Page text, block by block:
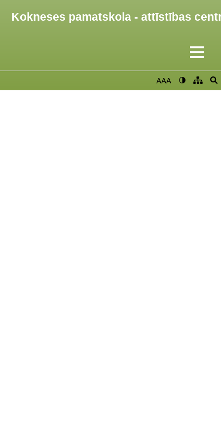
Kokneses pamatskola - attīstības
AAA